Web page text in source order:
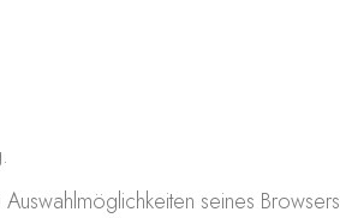
seines Browsers